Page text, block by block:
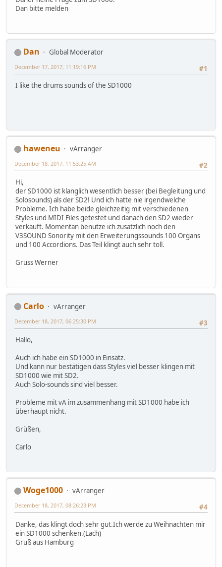
Dan bitte melden
Dan
Global Moderator
#1
December 17, 2017, 11:19:16 PM
I like the drums sounds of the SD1000
haweneu
vArranger
#2
December 18, 2017, 11:53:25 AM
Hi,
der SD1000 ist klanglich wesentlich besser (bei Begleitung und
Solosounds) als der SD2! Und ich hatte nie irgendwelche
Probleme. Ich habe beide gleichzeitig mit verschiedenen
Styles und MIDI Files getestet und danach den SD2 wieder
verkauft. Momentan benutze ich zusätzlich noch den
V3SOUND Sonority mit den Erweiterungssounds 100 Organs
und 100 Accordions. Das Teil klingt auch sehr toll.
Gruss Werner
Carlo
vArranger
#3
December 18, 2017, 06:25:30 PM
Hallo,
Auch ich habe ein SD1000 in Einsatz.
Und kann nur bestätigen dass Styles viel besser klingen mit
SD1000 wie mit SD2.
Auch Solo-sounds sind viel besser.
Probleme mit vA im zusammenhang mit SD1000 habe ich
überhaupt nicht.
Grüßen,
Carlo
Woge1000
vArranger
#4
December 18, 2017, 08:26:23 PM
Danke, das klingt doch sehr gut.Ich werde zu Weihnachten mir
ein SD1000 schenken.(Lach)
Gruß aus Hamburg